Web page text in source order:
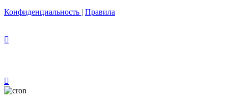
Конфиденциальность
Правила